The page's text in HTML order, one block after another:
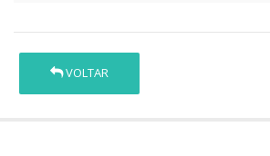
VOLTAR